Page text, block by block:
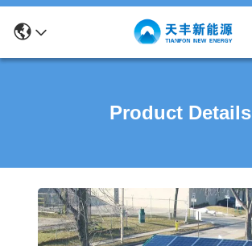
Product Details